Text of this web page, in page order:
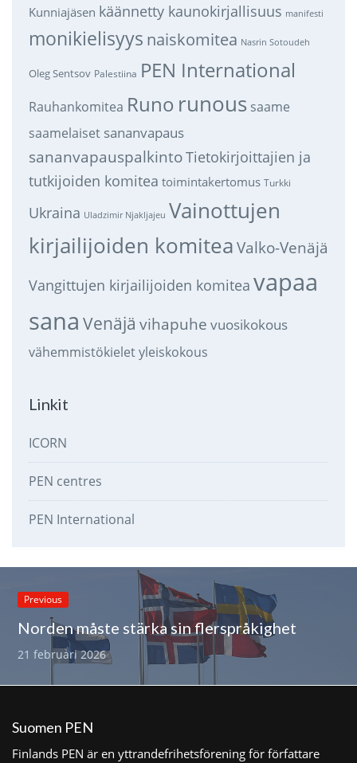
Kunniajäsen käännetty kaunokirjallisuus manifesti
monikielisyys naiskomitea Nasrin Sotoudeh
Oleg Sentsov Palestiina PEN International
Rauhankomitea Runo runous saame
saamelaiset sananvapaus
sananvapauspalkintoTietokirjoittajien ja
tutkijoiden komitea toimintakertomus Turkki
Ukraina Uladzimir Njakljajeu Vainottujen
kirjailijoiden komitea Valko-Venäjä
Vangittujen kirjailijoiden komitea vapaa
sana Venäjä vihapuhe vuosikokous
vähemmistökieletyleiskokous
Linkit
ICORN
PEN centres
PEN International
Previous
Norden måste stärka sin flerspråkighet
21 februari 2026
Suomen PEN
Finlands PEN är en yttrandefrihetsförening för författare